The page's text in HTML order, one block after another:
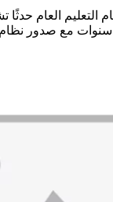
العام حدثًا
سنوات مع صدور